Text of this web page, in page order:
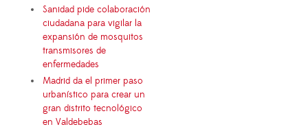
Sanidad pide colaboración
ciudadana para vigilar la
expansión de mosquitos
transmisores de
enfermedades
Madrid da el primer paso
urbanístico para crear un
gran distrito tecnológico
en Valdebebas